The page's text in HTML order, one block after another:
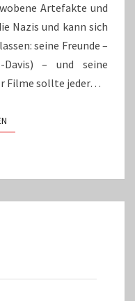
Artefakte und
Nazis und kann sich
seine Freunde –
– und seine
Filme sollte jeder…
WEITERLESEN